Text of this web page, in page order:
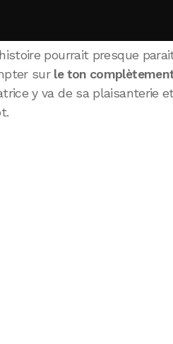
pourrait presque
sur le ton
y va de sa plaisanterie